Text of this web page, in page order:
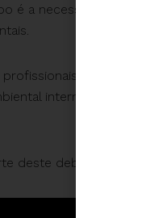
é a necessidade da
internacional
deste debate para